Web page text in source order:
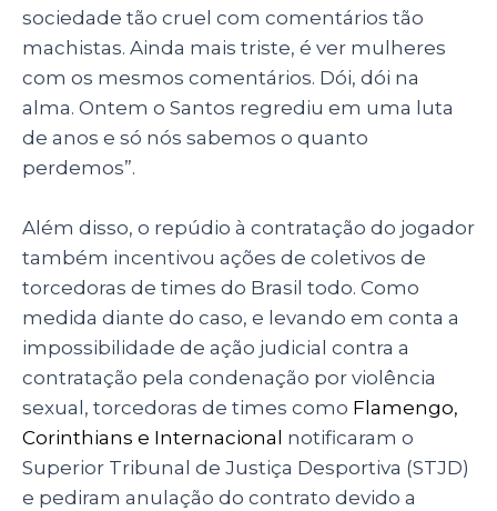
sociedade tão cruel com comentários tão
machistas. Ainda mais triste, é ver mulheres
com os mesmos comentários. Dói, dói na
alma. Ontem o Santos regrediu em uma luta
de anos e só nós sabemos o quanto
perdemos”.
Além disso, o repúdio à contratação do jogador
também incentivou ações de coletivos de
torcedoras de times do Brasil todo. Como
medida diante do caso, e levando em conta a
impossibilidade de ação judicial contra a
contratação pela condenação por violência
sexual, torcedoras de times como Flamengo,
Corinthians e Internacional notificaram o
Superior Tribunal de Justiça Desportiva (STJD)
e pediram anulação do contrato devido a